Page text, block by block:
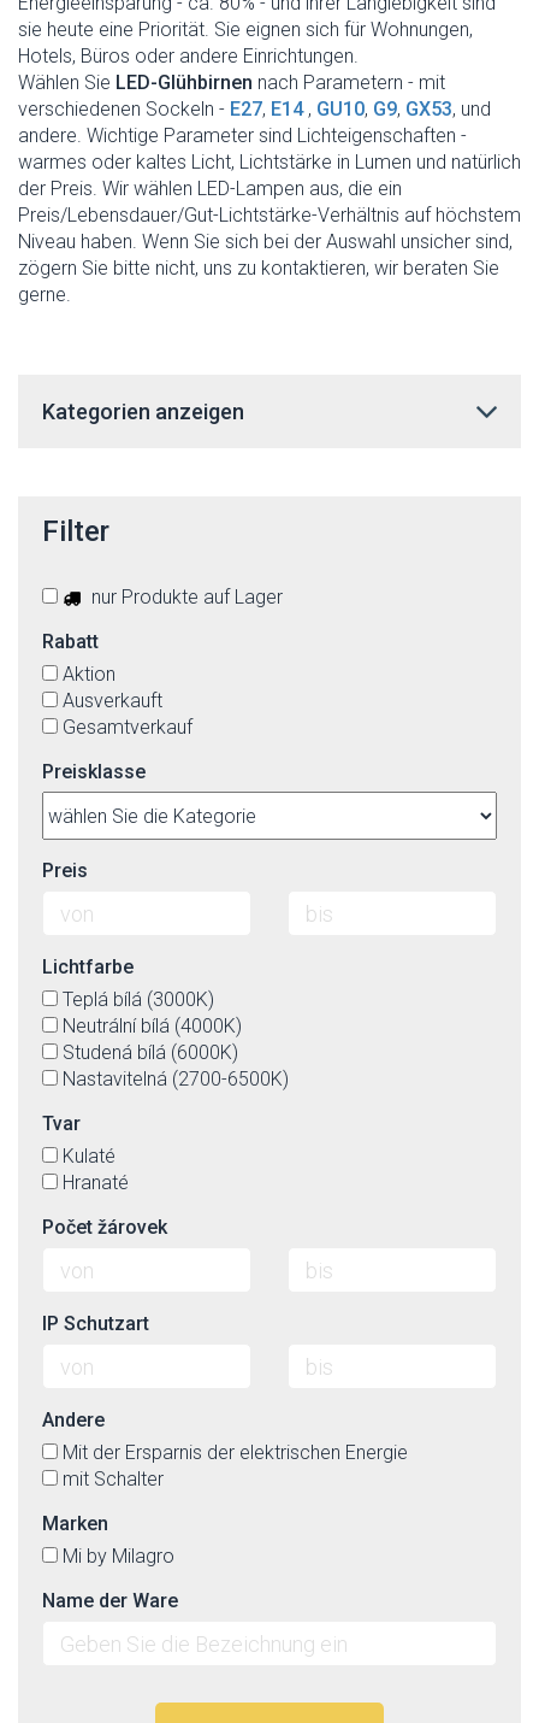
sie heute eine Priorität. Sie eignen sich für Wohnungen,
Hotels, Büros oder andere Einrichtungen.
Wählen Sie LED-Glühbirnen nach Parametern - mit
verschiedenen Sockeln - E27, E14, GU10, G9, GX53, und
andere. Wichtige Parameter sind Lichteigenschaften -
warmes oder kaltes Licht, Lichtstärke in Lumen und natürlich
der Preis. Wir wählen LED-Lampen aus, die ein
Preis/Lebensdauer/Gut-Lichtstärke-Verhältnis auf höchstem
Niveau haben. Wenn Sie sich bei der Auswahl unsicher sind,
zögern Sie bitte nicht, uns zu kontaktieren, wir beraten Sie
gerne.
Kategorien anzeigen
Filter
nur Produkte auf Lager
Rabatt
Aktion
Ausverkauft
Gesamtverkauf
Preisklasse
Preis
Lichtfarbe
Teplá bílá (3000K)
Neutrální bílá (4000K)
Studená bílá (6000K)
Nastavitelná (2700-6500K)
Tvar
Kulaté
Hranaté
Počet žárovek
IP Schutzart
Andere
Mit der Ersparnis der elektrischen Energie
mit Schalter
Marken
Mi by Milagro
Name der Ware